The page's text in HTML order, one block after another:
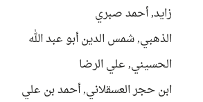
زايد, أحمد صبري
الذهبي, شمس الدين أبو عبد الله
الحسيني, علي الرضا
ابن حجر العسقلاني, أحمد بن علي